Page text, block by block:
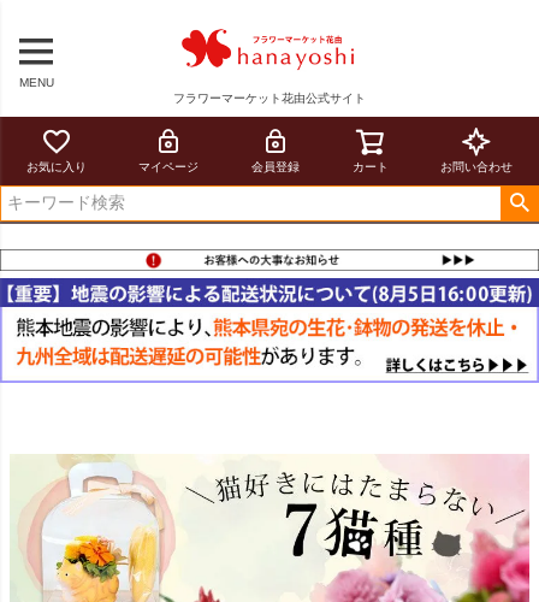
MENU
フラワーマーケット花由公式サイト
お気に入り マイページ 会員登録 カート お問い合わせ